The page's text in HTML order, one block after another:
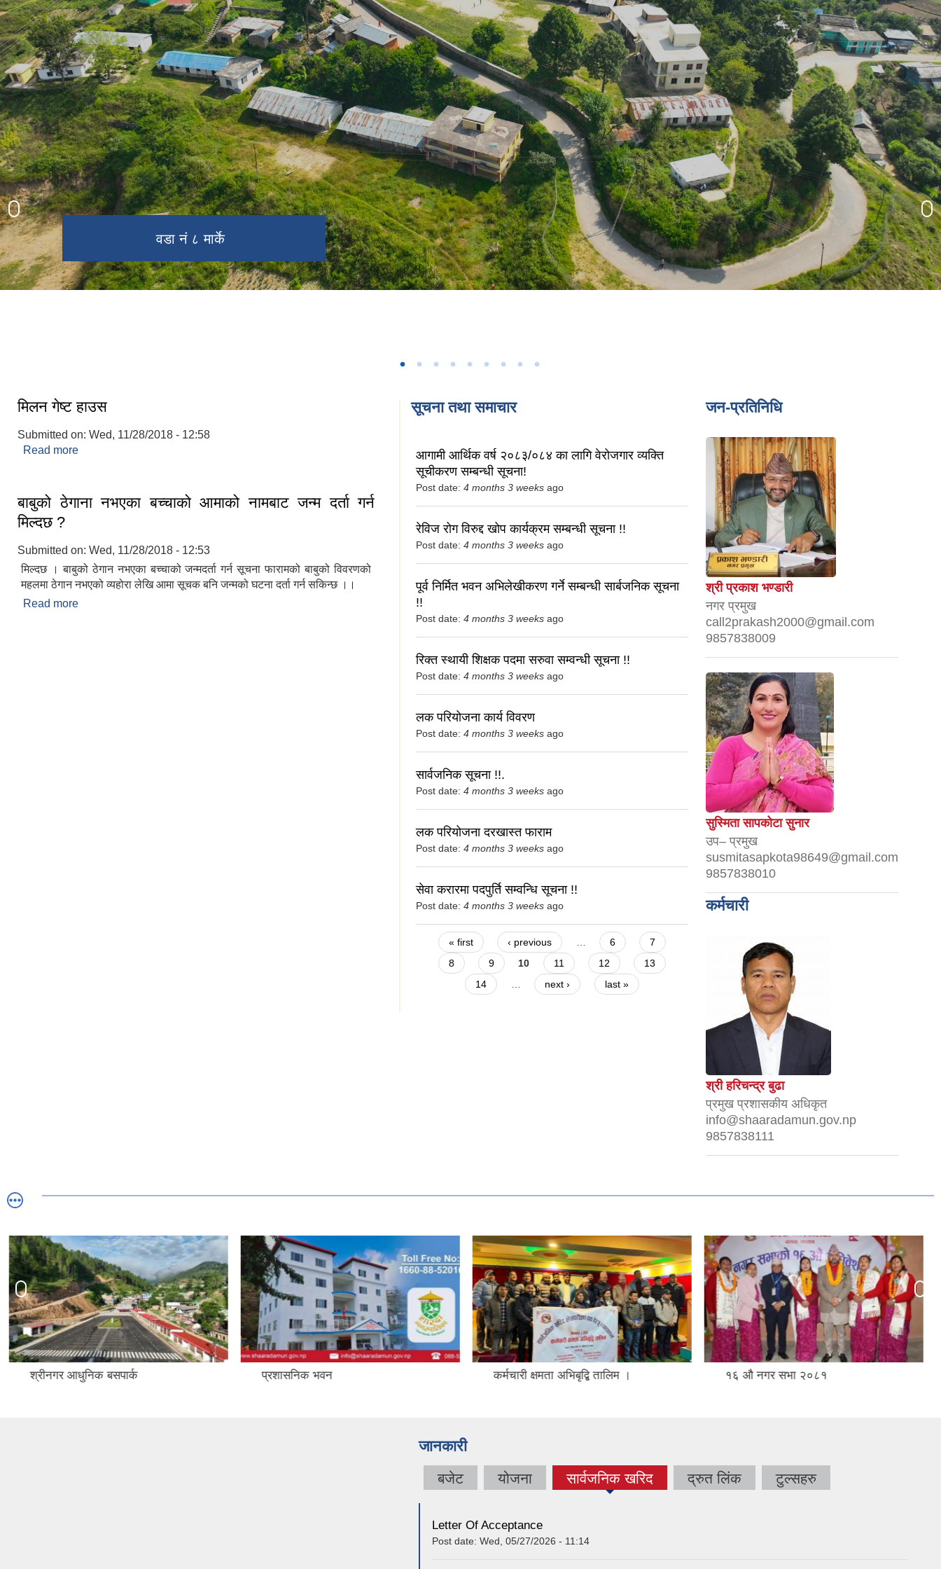
वडा नं ८ मार्के
वडा नं ७ ओख्रेनी
त्रि ज मा वी लुहापिङ
नगर सभा
प्रशिद्ब धार्मिक स्थल खैराबाङ
नगरपालिका परिवार
रनिङ सिल्ड
प्रशासनिक भवन
मिलन गेष्ट हाउस
Submitted on: Wed, 11/28/2018 - 12:58
Read more
बाबुको ठेगाना नभएका बच्चाको आमाको नामबाट जन्म दर्ता गर्न
मिल्दछ ?
Submitted on: Wed, 11/28/2018 - 12:53
मिल्दछ । बाबुको ठेगान नभएका बच्चाको जन्मदर्ता गर्न सूचना फारामको बाबुको विवरणको
महलमा ठेगान नभएको व्यहोरा लेखि आमा सूचक बनि जन्मको घटना दर्ता गर्न सकिन्छ ।।
Read more
सूचना तथा समाचार
आगामी आर्थिक वर्ष २०८३/०८४ का लागि वेरोजगार व्यक्ति
सूचीकरण सम्बन्धी सूचना!
Post date: 4 months 3 weeks ago
रेविज रोग विरुद्द खोप कार्यक्रम सम्बन्धी सूचना !!
Post date: 4 months 3 weeks ago
पूर्व निर्मित भवन अभिलेखीकरण गर्ने सम्बन्धी सार्बजनिक सूचना
!!
Post date: 4 months 3 weeks ago
रिक्त स्थायी शिक्षक पदमा सरुवा सम्वन्धी सूचना !!
Post date: 4 months 3 weeks ago
लक परियोजना कार्य विवरण
Post date: 4 months 3 weeks ago
सार्वजनिक सूचना !!.
Post date: 4 months 3 weeks ago
लक परियोजना दरखास्त फाराम
Post date: 4 months 3 weeks ago
सेवा करारमा पदपुर्ति सम्वन्धि सूचना !!
Post date: 4 months 3 weeks ago
Pages
« first ‹ previous 6
7
8
9 10 11 12
13
14
next › last »
जन-प्रतिनिधि
श्री प्रकाश भण्डारी
नगर प्रमुख
call2prakash2000@gmail.com
9857838009
सुस्मिता सापकोटा सुनार
उप– प्रमुख
susmitasapkota98649@gmail.com
9857838010
कर्मचारी
श्री हरिचन्द्र बुढा
प्रमुख प्रशासकीय अधिकृत
info@shaaradamun.gov.np
9857838111
प्रशासनिक भवन कर्मचारी क्षमता अभिबृद्बि तालिम । १६ औ नगर सभा २०८१ नगर सभा २०८१ ।
जानकारी
बजेट योजना सार्वजनिक खरिद
(active tab) द्रुत लिंक टुल्सहरु
Letter Of Acceptance
Post date: Wed, 05/27/2026 - 11:14